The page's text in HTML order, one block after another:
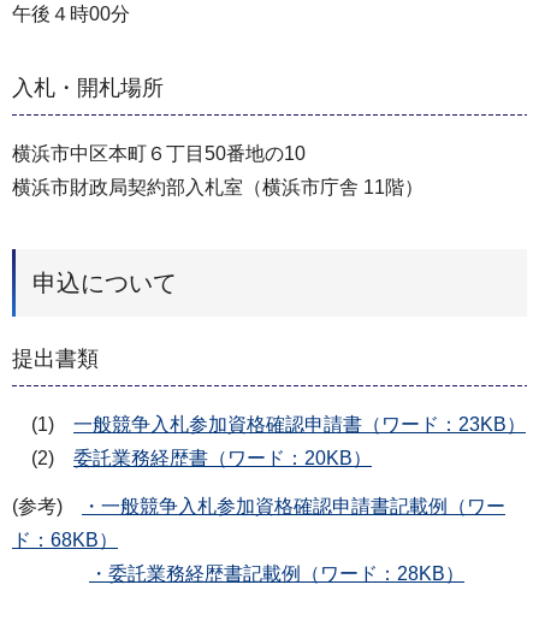
午後４時00分
入札・開札場所
横浜市中区本町６丁目50番地の10
横浜市財政局契約部入札室（横浜市庁舎 11階）
申込について
提出書類
(1) 一般競争入札参加資格確認申請書（ワード：23KB）
(2) 委託業務経歴書（ワード：20KB）
(参考)
・一般競争入札参加資格確認申請書記載例（ワー
ド：68KB）
・委託業務経歴書記載例（ワード：28KB）